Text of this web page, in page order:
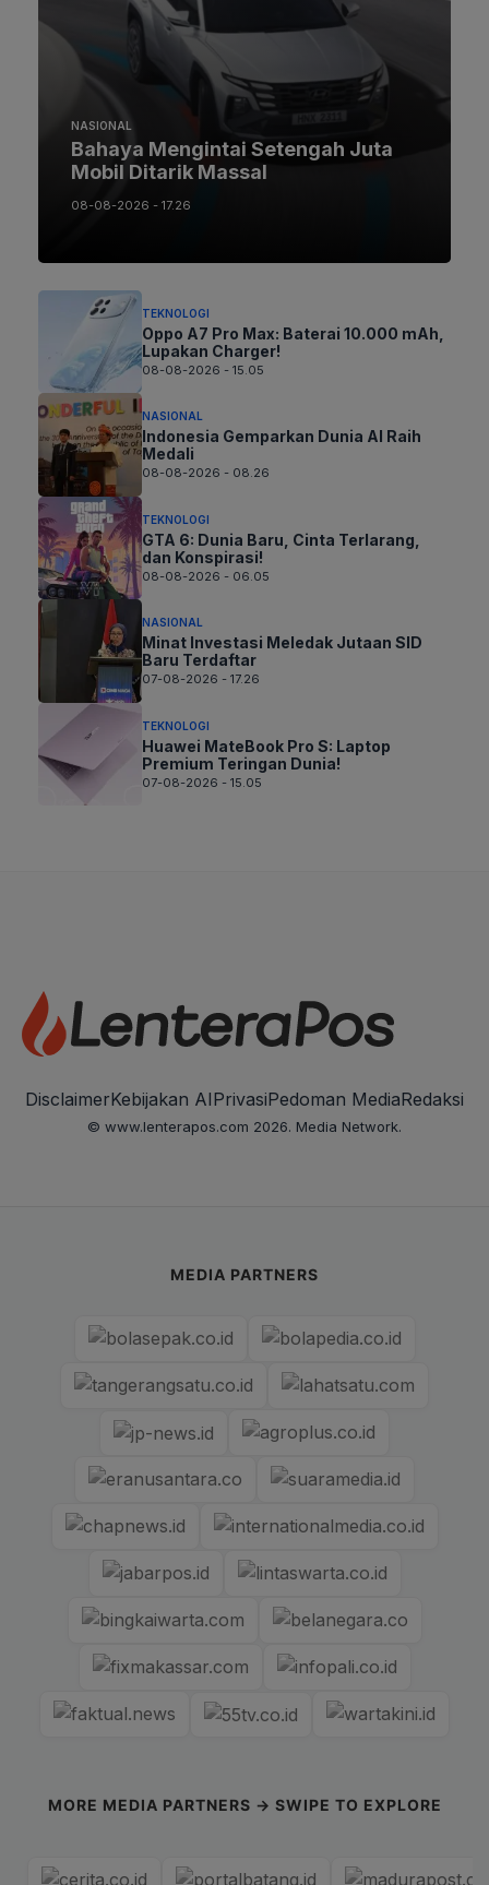
NASIONAL
Bahaya Mengintai Setengah Juta
Mobil Ditarik Massal
08-08-2026 - 17.26
TEKNOLOGI
Oppo A7 Pro Max: Baterai 10.000 mAh,
Lupakan Charger!
08-08-2026 - 15.05
NASIONAL
Indonesia Gemparkan Dunia AI Raih
Medali
08-08-2026 - 08.26
TEKNOLOGI
GTA 6: Dunia Baru, Cinta Terlarang,
dan Konspirasi!
08-08-2026 - 06.05
NASIONAL
Minat Investasi Meledak Jutaan SID
Baru Terdaftar
07-08-2026 - 17.26
TEKNOLOGI
Huawei MateBook Pro S: Laptop
Premium Teringan Dunia!
07-08-2026 - 15.05
DisclaimerKebijakan AIPrivasiPedoman MediaRedaksi
© www.lenterapos.com 2026. Media Network.
MEDIA PARTNERS
MORE MEDIA PARTNERS → SWIPE TO EXPLORE